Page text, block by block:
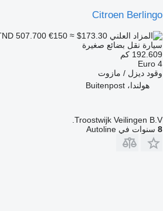
Citroen Berlingo
€150 ≈ $173.30
سيارة نقل بضائع صغيرة
192.609 كم
Euro 4
وقود ديزل / مازوت
هولندا، Buitenpost
Troostwijk Veilingen B.V.
8سنوات في Autoline